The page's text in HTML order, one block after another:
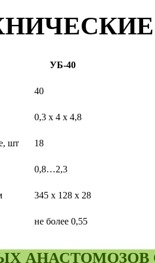
УБ-40
40
0,3 х 4 х 4,8
шт 18
0,8…2,3
345 х 128 х 28
не более 0,55
АНАСТОМОЗОВ